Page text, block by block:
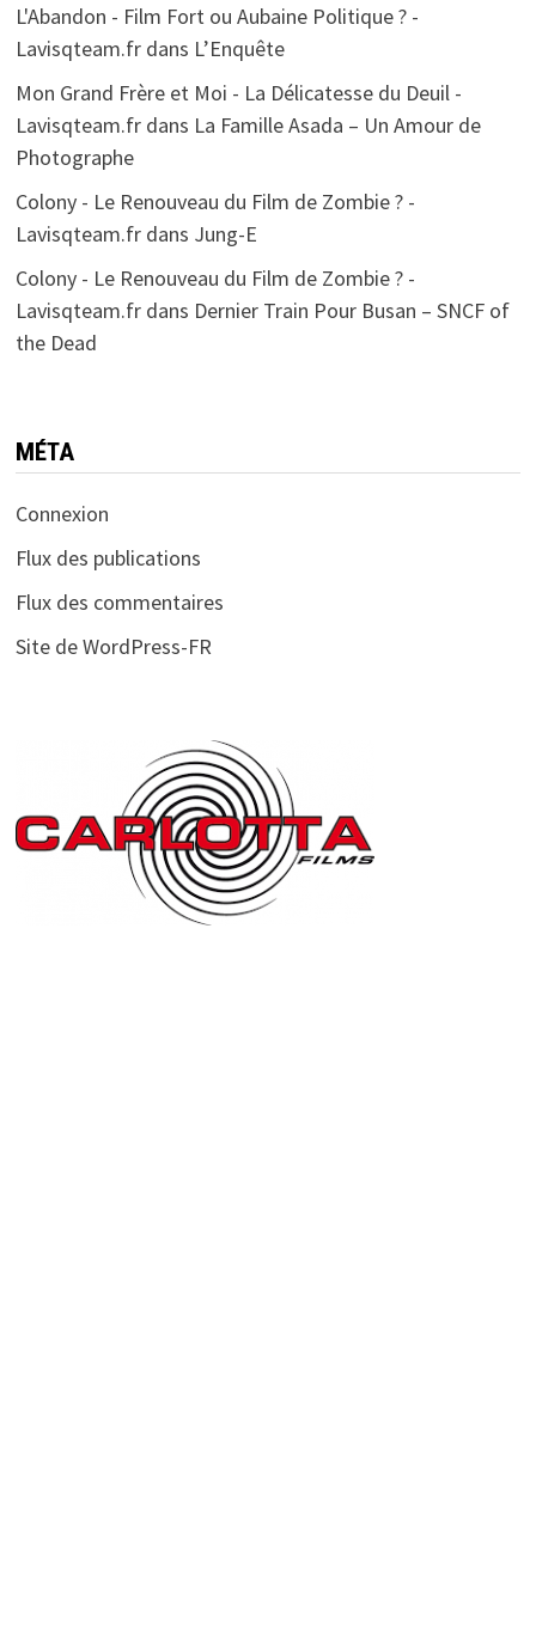
L'Abandon - Film Fort ou Aubaine Politique ? -
Lavisqteam.frdans L’Enquête
Mon Grand Frère et Moi - La Délicatesse du Deuil -
Lavisqteam.frdans La Famille Asada – Un Amour de
Photographe
Colony - Le Renouveau du Film de Zombie ? -
Lavisqteam.frdans Jung-E
Colony - Le Renouveau du Film de Zombie ? -
Lavisqteam.frdans Dernier Train Pour Busan – SNCF of
the Dead
MÉTA
Connexion
Flux des publications
Flux des commentaires
Site de WordPress-FR